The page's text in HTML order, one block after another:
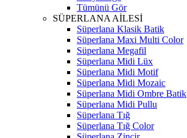
Tümünü Gör
SÜPERLANA AİLESİ
Süperlana Klasik Batik
Süperlana Maxi Multi Color
Süperlana Megafil
Süperlana Midi Lüx
Süperlana Midi Motif
Süperlana Midi Mozaic
Süperlana Midi Ombre Batik
Süperlana Midi Pullu
Süperlana Tığ
Süperlana Tığ Color